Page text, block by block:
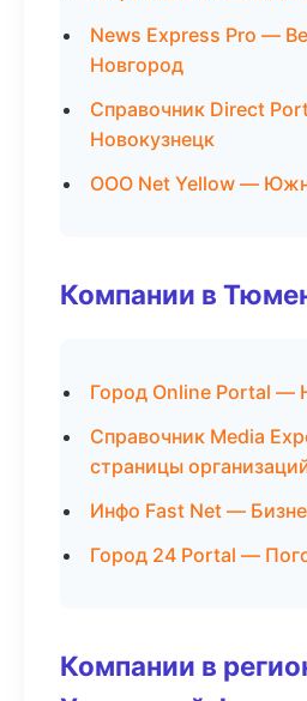
News Express Pro —
Новгород
Справочник Direct
Новокузнецк
ООО Net Yellow —
Компании в
Город Online Portal —
Справочник Media
страницы
Инфо Fast Net —
Город 24 Portal —
Компании в